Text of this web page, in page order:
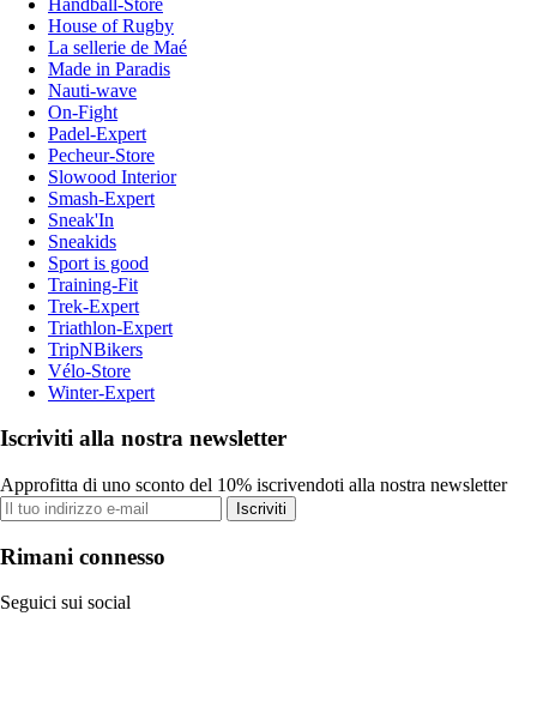
House of Rugby
La sellerie de Maé
Made in Paradis
Nauti-wave
On-Fight
Padel-Expert
Pecheur-Store
Slowood Interior
Smash-Expert
Sneak'In
Sneakids
Sport is good
Training-Fit
Trek-Expert
Triathlon-Expert
TripNBikers
Vélo-Store
Winter-Expert
Iscriviti alla nostra newsletter
Approfitta di uno sconto del 10% iscrivendoti alla nostra newsletter
Iscriviti
Rimani connesso
Seguici sui social